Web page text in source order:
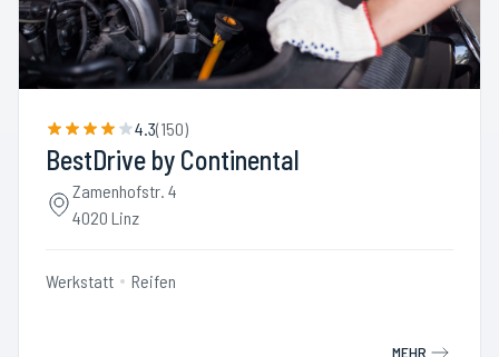
4.3(150)
BestDrive by Continental
Zamenhofstr. 4
4020 Linz
Werkstatt Reifen
MEHR